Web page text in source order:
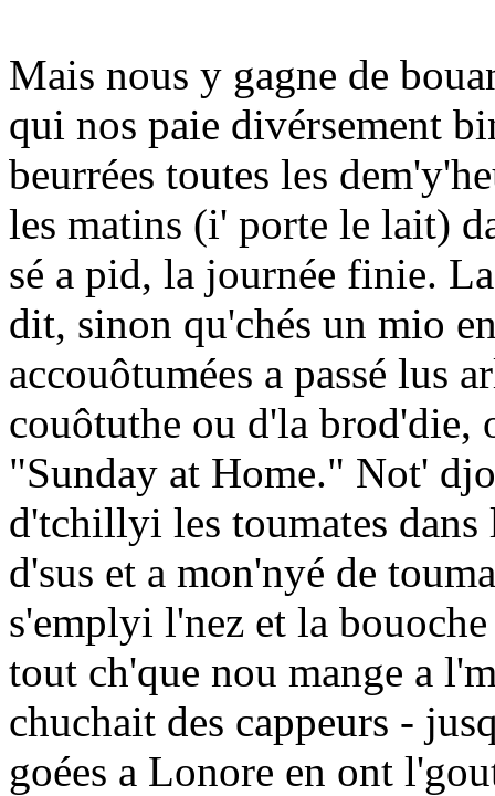
Mais nous y gagne de
qui nos paie divérsement
beurrées toutes les
les matins (i' porte le lait)
sé a pid, la journée finie.
dit, sinon qu'chés un mio
accouôtumées a passé lus
couôtuthe ou d'la brod'die,
"Sunday at Home." Not'
d'tchillyi les toumates dans
d'sus et a mon'nyé de
s'emplyi l'nez et la
tout ch'que nou mange a
chuchait des cappeurs -
goées a Lonore en ont